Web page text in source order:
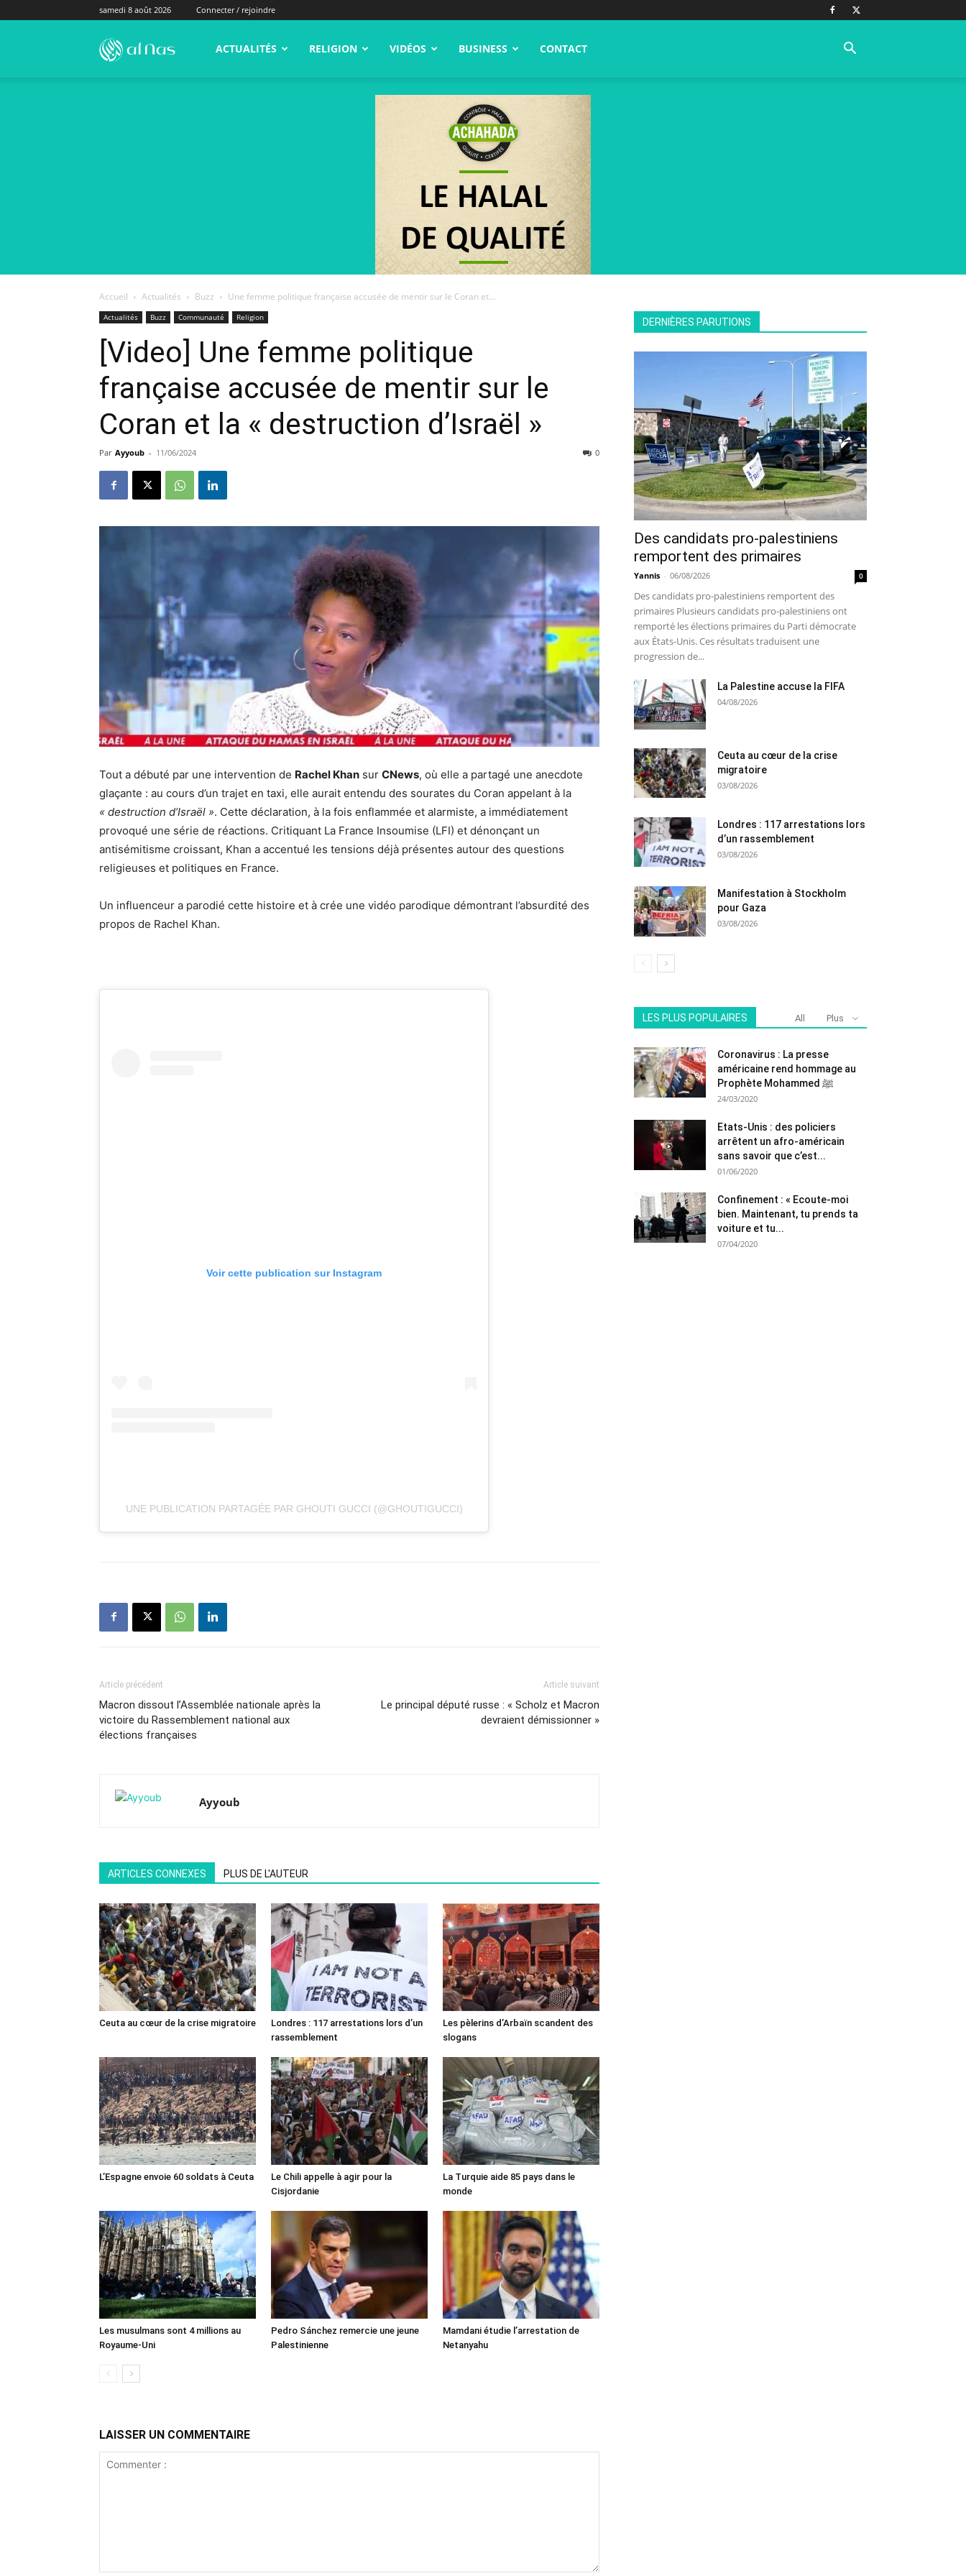
samedi 8 août 2026 Connecter / rejoindre
alNas.fr ACTUALITÉS RELIGION VIDÉOS BUSINESS CONTACT
Accueil Actualités Buzz Une femme politique française accusée de mentir sur le Coran et...
Actualités Buzz Communauté Religion
[Video] Une femme politique
française accusée de mentir sur le
Coran et la « destruction d’Israël »
Par Ayyoub - 11/06/2024 0
Tout a débuté par une intervention de Rachel Khan sur CNews, où elle a partagé une anecdote
glaçante : au cours d’un trajet en taxi, elle aurait entendu des sourates du Coran appelant à la
« destruction d’Israël ». Cette déclaration, à la fois enflammée et alarmiste, a immédiatement
provoqué une série de réactions. Critiquant La France Insoumise (LFI) et dénonçant un
antisémitisme croissant, Khan a accentué les tensions déjà présentes autour des questions
religieuses et politiques en France.
Un influenceur a parodié cette histoire et à crée une vidéo parodique démontrant l’absurdité des
propos de Rachel Khan.
Voir cette publication sur Instagram
UNE PUBLICATION PARTAGÉE PAR GHOUTI GUCCI (@GHOUTIGUCCI)
Article précédent
Macron dissout l’Assemblée nationale après la
victoire du Rassemblement national aux
élections françaises
Article suivant
Le principal député russe : « Scholz et Macron
devraient démissionner »
Ayyoub
ARTICLES CONNEXES PLUS DE L'AUTEUR
Ceuta au cœur de la crise migratoire
Londres : 117 arrestations lors d’un
rassemblement
Les pèlerins d’Arbaïn scandent des
slogans
L’Espagne envoie 60 soldats à Ceuta
Le Chili appelle à agir pour la
Cisjordanie
La Turquie aide 85 pays dans le
monde
Les musulmans sont 4 millions au
Royaume-Uni
Pedro Sánchez remercie une jeune
Palestinienne
Mamdani étudie l’arrestation de
Netanyahu
LAISSER UN COMMENTAIRE
DERNIÈRES PARUTIONS
Des candidats pro-palestiniens
remportent des primaires
Yannis - 06/08/2026 0
Des candidats pro-palestiniens remportent des
primaires Plusieurs candidats pro-palestiniens ont
remporté les élections primaires du Parti démocrate
aux États-Unis. Ces résultats traduisent une
progression de...
La Palestine accuse la FIFA
04/08/2026
Ceuta au cœur de la crise
migratoire
03/08/2026
Londres : 117 arrestations lors
d’un rassemblement
03/08/2026
Manifestation à Stockholm
pour Gaza
03/08/2026
LES PLUS POPULAIRES All Plus
Coronavirus : La presse
américaine rend hommage au
Prophète Mohammed ﷺ
24/03/2020
Etats-Unis : des policiers
arrêtent un afro-américain
sans savoir que c’est...
01/06/2020
Confinement : « Ecoute-moi
bien. Maintenant, tu prends ta
voiture et tu...
07/04/2020